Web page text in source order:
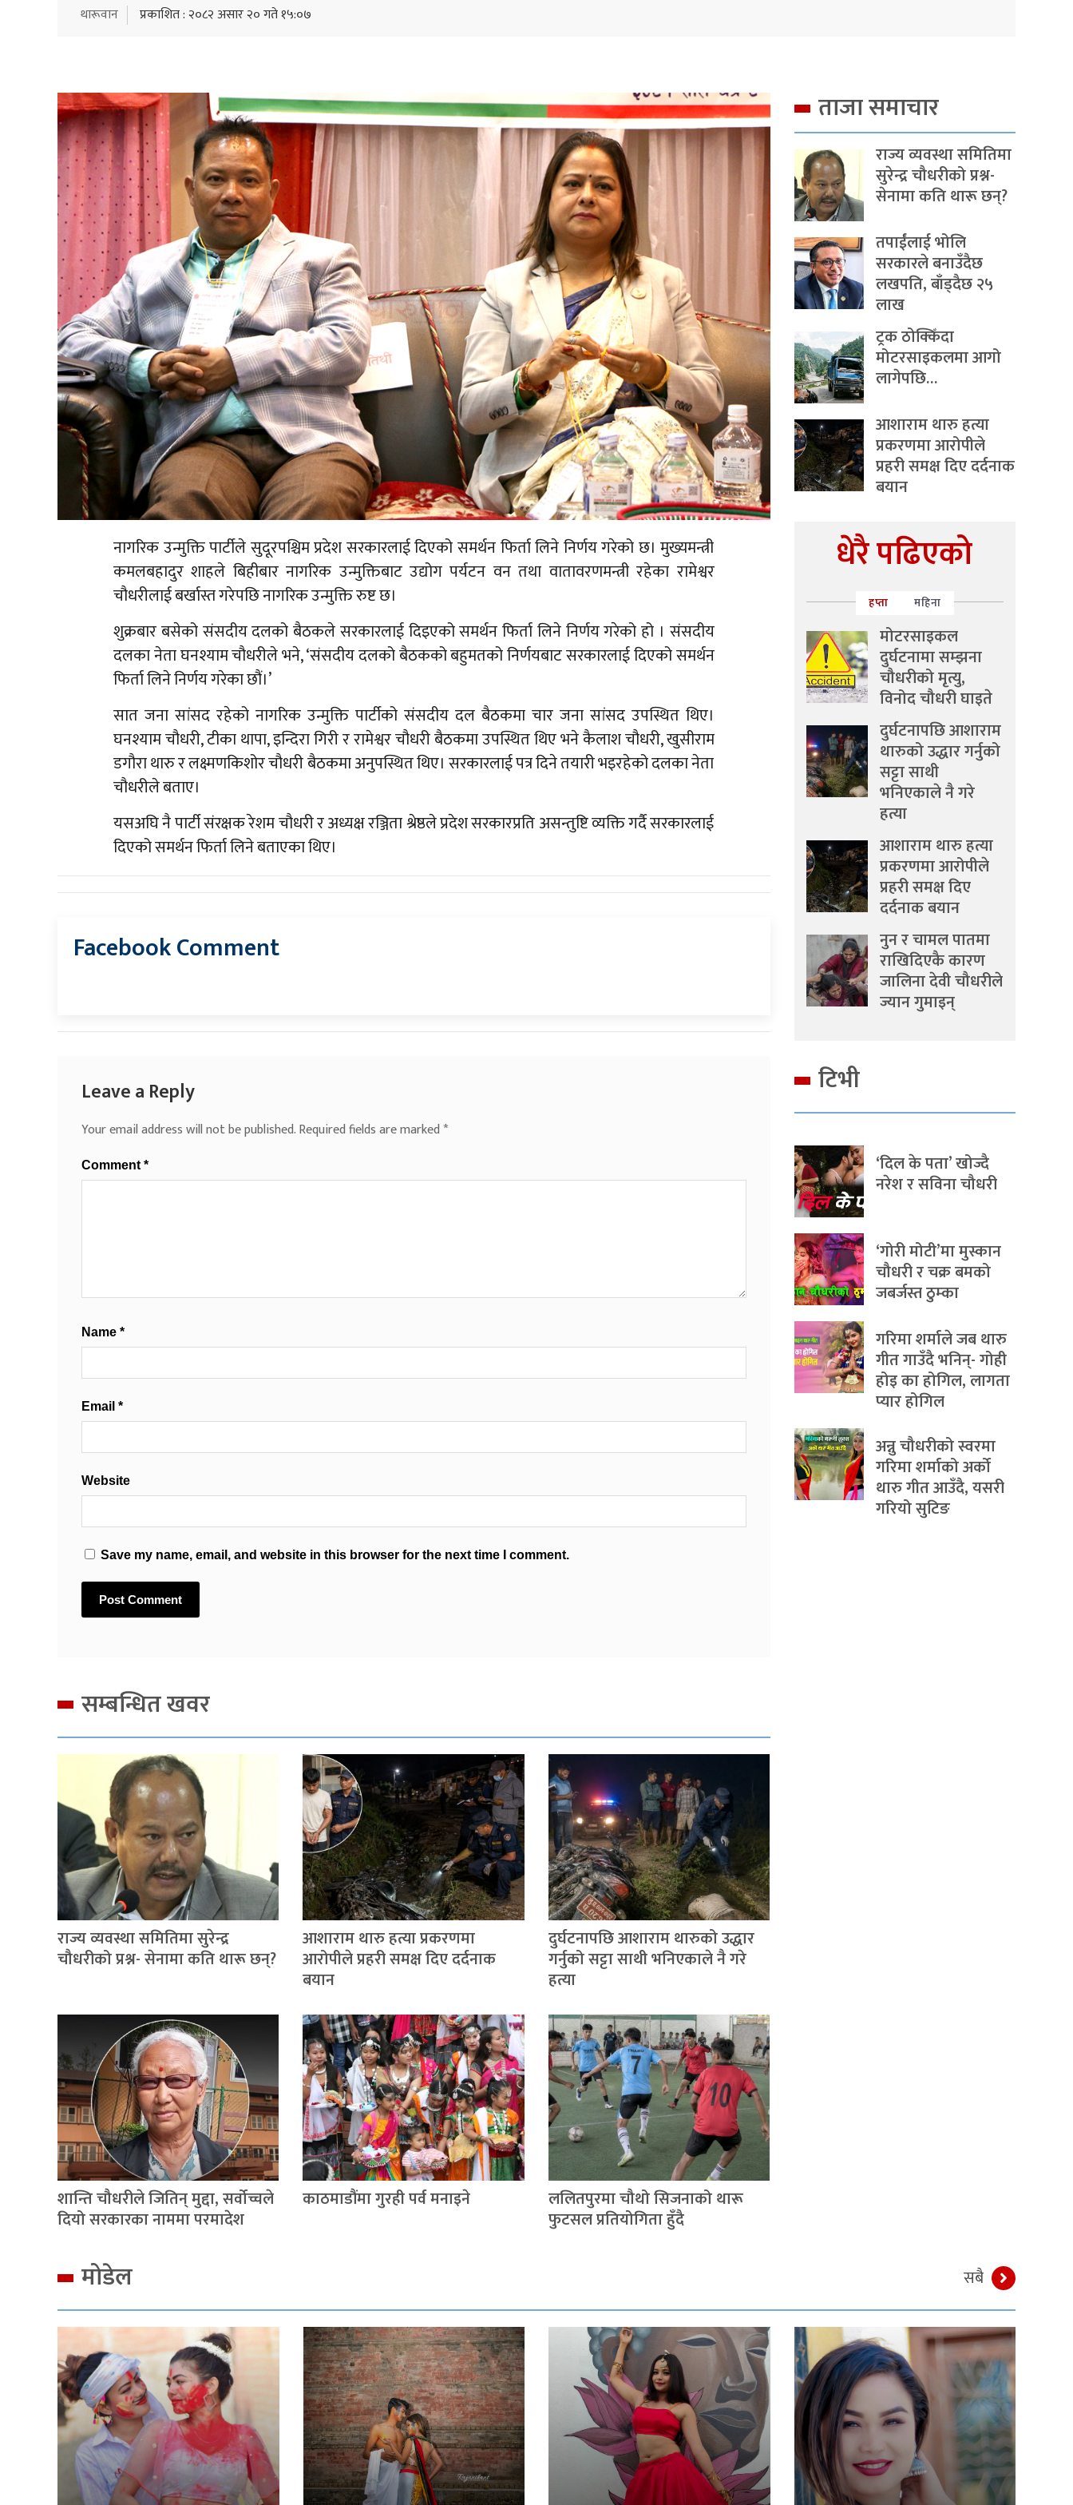
थारूवान प्रकाशित : २०८२ असार २० गते १५:०७
नागरिक उन्मुक्ति पार्टीले सुदूरपश्चिम प्रदेश सरकारलाई दिएको समर्थन फिर्ता लिने निर्णय गरेको छ। मुख्यमन्त्री
कमलबहादुर शाहले बिहीबार नागरिक उन्मुक्तिबाट उद्योग पर्यटन वन तथा वातावरणमन्त्री रहेका रामेश्वर
चौधरीलाई बर्खास्त गरेपछि नागरिक उन्मुक्ति रुष्ट छ।
शुक्रबार बसेको संसदीय दलको बैठकले सरकारलाई दिइएको समर्थन फिर्ता लिने निर्णय गरेको हो । संसदीय
दलका नेता घनश्याम चौधरीले भने, ‘संसदीय दलको बैठकको बहुमतको निर्णयबाट सरकारलाई दिएको समर्थन
फिर्ता लिने निर्णय गरेका छौं।’
सात जना सांसद रहेको नागरिक उन्मुक्ति पार्टीको संसदीय दल बैठकमा चार जना सांसद उपस्थित थिए।
घनश्याम चौधरी, टीका थापा, इन्दिरा गिरी र रामेश्वर चौधरी बैठकमा उपस्थित थिए भने कैलाश चौधरी, खुसीराम
डगौरा थारु र लक्ष्मणकिशोर चौधरी बैठकमा अनुपस्थित थिए। सरकारलाई पत्र दिने तयारी भइरहेको दलका नेता
चौधरीले बताए।
यसअघि नै पार्टी संरक्षक रेशम चौधरी र अध्यक्ष रञ्जिता श्रेष्ठले प्रदेश सरकारप्रति असन्तुष्टि व्यक्ति गर्दै सरकारलाई
दिएको समर्थन फिर्ता लिने बताएका थिए।
Facebook Comment
Leave a Reply
Your email address will not be published.Required fields are marked*
Comment *
Name *
Email *
Website
Save my name, email, and website in this browser for the next time I comment.
सम्बन्धित खवर
राज्य व्यवस्था समितिमा सुरेन्द्र
चौधरीको प्रश्न- सेनामा कति थारू छन्?
आशाराम थारु हत्या प्रकरणमा
आरोपीले प्रहरी समक्ष दिए दर्दनाक
बयान
दुर्घटनापछि आशाराम थारुको उद्धार
गर्नुको सट्टा साथी भनिएकाले नै गरे
हत्या
शान्ति चौधरीले जितिन् मुद्दा, सर्वोच्चले
दियो सरकारका नाममा परमादेश
काठमाडौंमा गुरही पर्व मनाइने ललितपुरमा चौथो सिजनाको थारू
फुटसल प्रतियोगिता हुँदै
ताजा समाचार
राज्य व्यवस्था समितिमा
सुरेन्द्र चौधरीको प्रश्न-
सेनामा कति थारू छन्?
तपाईंलाई भोलि
सरकारले बनाउँदैछ
लखपति, बाँड्दैछ २५
लाख
ट्रक ठोक्किँदा
मोटरसाइकलमा आगो
लागेपछि…
आशाराम थारु हत्या
प्रकरणमा आरोपीले
प्रहरी समक्ष दिए दर्दनाक
बयान
धेरै पढिएको
हप्ता महिना
मोटरसाइकल
दुर्घटनामा सम्झना
चौधरीको मृत्यु,
विनोद चौधरी घाइते
दुर्घटनापछि आशाराम
थारुको उद्धार गर्नुको
सट्टा साथी
भनिएकाले नै गरे
हत्या
आशाराम थारु हत्या
प्रकरणमा आरोपीले
प्रहरी समक्ष दिए
दर्दनाक बयान
नुन र चामल पातमा
राखिदिएकै कारण
जालिना देवी चौधरीले
ज्यान गुमाइन्
टिभी
‘दिल के पता’ खोज्दै
नरेश र सविना चौधरी
‘गोरी मोटी’मा मुस्कान
चौधरी र चक्र बमको
जबर्जस्त ठुम्का
गरिमा शर्माले जब थारु
गीत गाउँदै भनिन्- गोही
होइ का होगिल, लागता
प्यार होगिल
अन्नु चौधरीको स्वरमा
गरिमा शर्माको अर्को
थारु गीत आउँदै, यसरी
गरियो सुटिङ
मोडेल सबै